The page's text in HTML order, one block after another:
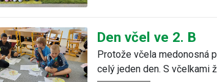
Den včel ve 2. B
Protože včela medonosná
celý jeden den. S včelkami